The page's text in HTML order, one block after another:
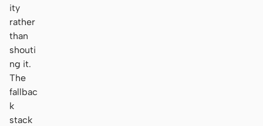
ity
rather
than
shouti
ng it.
The
fallbac
k
stack